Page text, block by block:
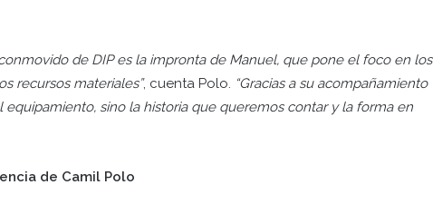
de DIP es la impronta de Manuel, que pone el foco en los
recursos materiales”, cuenta Polo. “Gracias a su acompañamiento
sino la historia que queremos contar y la forma en
de Camil Polo